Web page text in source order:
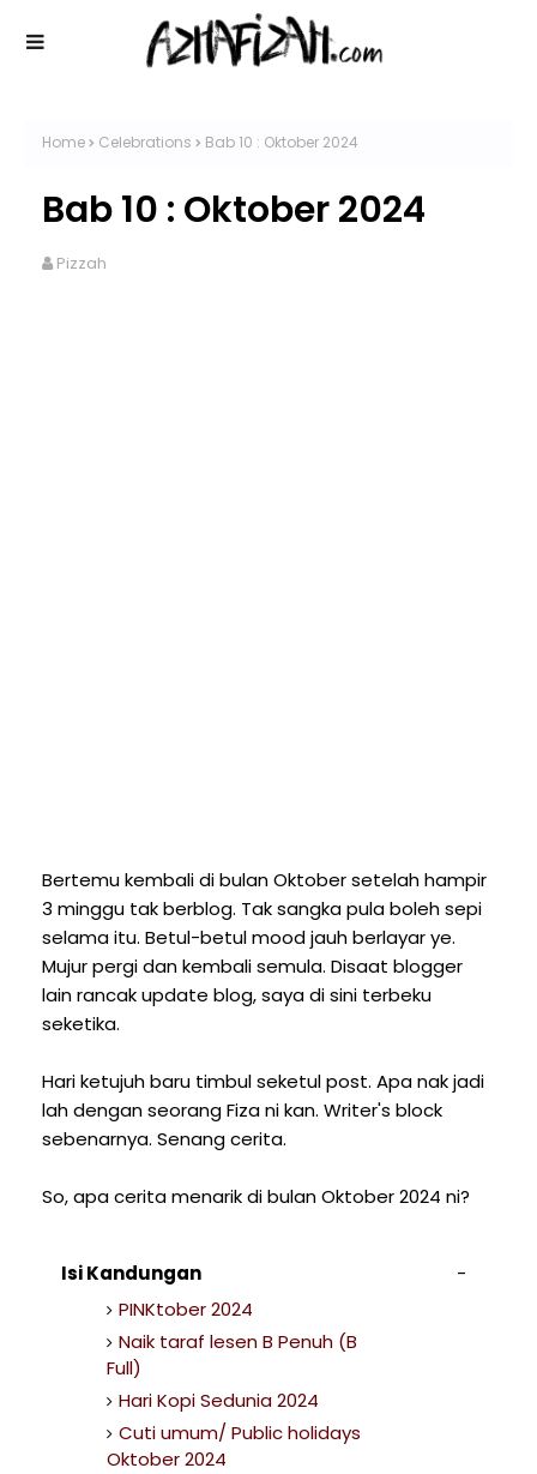
Home Celebrations Bab 10 : Oktober 2024
Bab 10 : Oktober 2024
Pizzah
Bertemu kembali di bulan Oktober setelah hampir
3 minggu tak berblog. Tak sangka pula boleh sepi
selama itu. Betul-betul mood jauh berlayar ye.
Mujur pergi dan kembali semula. Disaat blogger
lain rancak update blog, saya di sini terbeku
seketika.
Hari ketujuh baru timbul seketul post. Apa nak jadi
lah dengan seorang Fiza ni kan. Writer's block
sebenarnya. Senang cerita.
So, apa cerita menarik di bulan Oktober 2024 ni?
Isi Kandungan
PINKtober 2024
Naik taraf lesen B Penuh (B
Full)
Hari Kopi Sedunia 2024
Cuti umum/ Public holidays
Oktober 2024